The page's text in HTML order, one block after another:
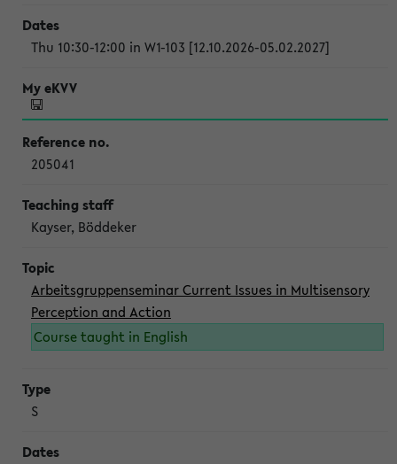
Thu 10:30-12:00 in W1-103 [12.10.2026-05.02.2027]
205041
Kayser, Böddeker
Arbeitsgruppenseminar Current Issues in Multisensory
Perception and Action
Course taught in English
S